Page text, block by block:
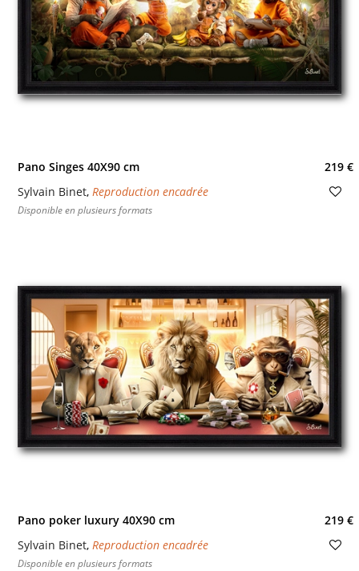
Pano Singes 40X90 cm
219 €
Sylvain Binet, Reproduction encadrée
Disponible en plusieurs formats
Pano poker luxury 40X90 cm
219 €
Sylvain Binet, Reproduction encadrée
Disponible en plusieurs formats